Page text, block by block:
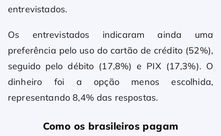
entrevistados.
Os entrevistados indicaram ainda uma
preferência pelo uso do cartão de crédito (52%),
seguido pelo débito (17,8%) e PIX (17,3%). O
dinheiro foi a opção menos escolhida,
representando 8,4% das respostas.
Como os brasileiros pagam